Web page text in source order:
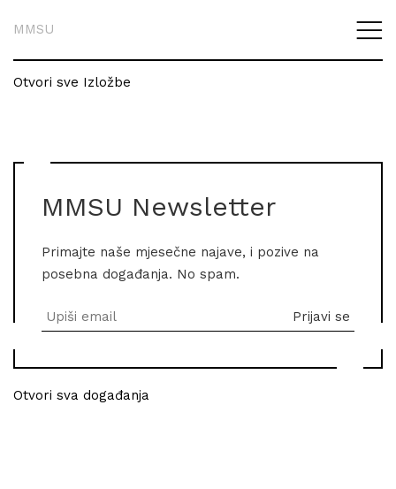
MMSU
Otvori sve Izložbe
MMSU Newsletter
Primajte naše mjesečne najave, i pozive na
posebna događanja. No spam.
Otvori sva događanja